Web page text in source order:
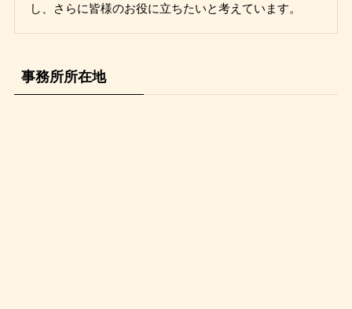
し、さらに皆様のお役に立ちたいと考えています。
事務所所在地